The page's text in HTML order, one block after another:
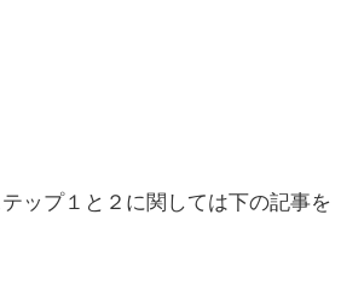
ップ１と２に関しては下の記事を